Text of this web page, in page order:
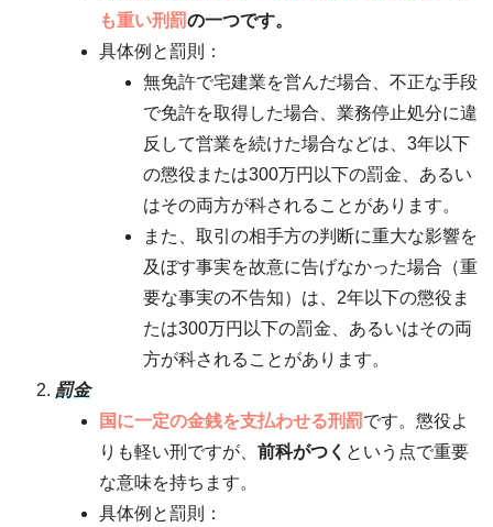
も重い刑罰の一つです。
具体例と罰則：
無免許で宅建業を営んだ場合、不正な手段
で免許を取得した場合、業務停止処分に違
反して営業を続けた場合などは、3年以下
の懲役または300万円以下の罰金、あるい
はその両方が科されることがあります。
また、取引の相手方の判断に重大な影響を
及ぼす事実を故意に告げなかった場合（重
要な事実の不告知）は、2年以下の懲役ま
たは300万円以下の罰金、あるいはその両
方が科されることがあります。
罰金
国に一定の金銭を支払わせる刑罰です。懲役よ
りも軽い刑ですが、 前科がつく という点で重要
な意味を持ちます。
具体例と罰則：